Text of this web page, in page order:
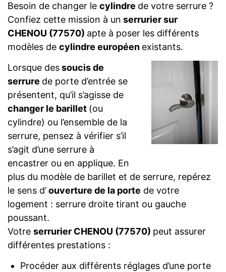
Besoin de changer le cylindre de votre serrure ?
Confiez cette mission à un serrurier sur
CHENOU (77570) apte à poser les différents
modèles de cylindre européen existants.
Lorsque dessoucis de
serrure de porte d’entrée se
présentent, qu’il s’agisse de
changer le barillet (ou
cylindre) ou l’ensemble de la
serrure, pensez à vérifier s’il
s’agit d’une serrure à
encastrer ou en applique. En
plus du modèle de barillet et de serrure, repérez
le sens d’ouverture de la porte de votre
logement : serrure droite tirant ou gauche
poussant.
Votre serrurier CHENOU (77570) peut assurer
différentes prestations :
Procéder aux différents réglages d’une porte